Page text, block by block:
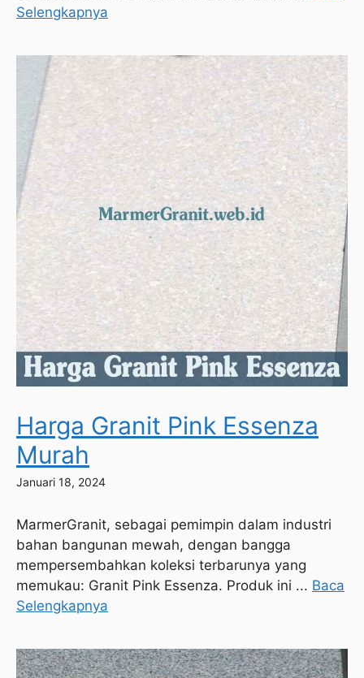
Selengkapnya
Harga Granit Pink Essenza
Murah
Januari 18, 2024
MarmerGranit, sebagai pemimpin dalam industri
bahan bangunan mewah, dengan bangga
mempersembahkan koleksi terbarunya yang
memukau: Granit Pink Essenza. Produk ini ... Baca
Selengkapnya